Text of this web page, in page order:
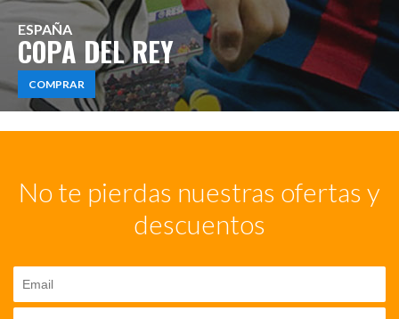
ESPAÑA
COPA DEL REY
COMPRAR
No te pierdas nuestras ofertas y
descuentos